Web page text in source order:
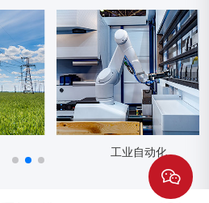
工业自动化